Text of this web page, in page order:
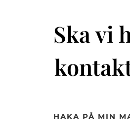
Ska vi
HAKA PÅ MIN